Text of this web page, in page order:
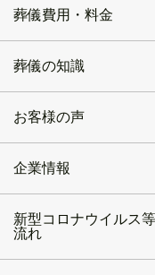
葬儀費用・料金
葬儀の知識
お客様の声
企業情報
新型コロナウイルス
流れ